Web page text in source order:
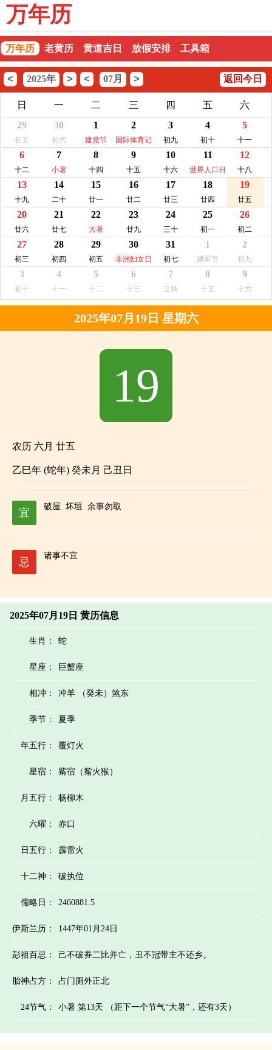
万年历
万年历 老黄历 黄道吉日 放假安排 工具箱
< 2025年 > < 07月 > 返回今日
日 一 二 三 四 五
六
29
初五
30
初六
1
建党节
2
国际体育记
者日
3
初九
4
初十
5
十一
6
十二
7
小暑
8
十四
9
十五
10
十六
11
世界人口日
12
十八
13
十九
14
二十
15
廿一
16
廿二
17
廿三
18
廿四
19
廿五
20
廿六
21
廿七
22
大暑
23
廿九
24
三十
25
初一
26
初二
27
初三
28
初四
29
初五
30
非洲妇女日
31
初七
1
建军节
2
初九
3
初十
4
十一
5
十二
6
十三
7
立秋
8
十五
9
十六
2025年07月19日 星期六
19
农历 六月 廿五
乙巳年 (蛇年) 癸未月 己丑日
宜
破屋 坏垣 余事勿取
忌
诸事不宜
2025年07月19日 黄历信息
生肖： 蛇
星座： 巨蟹座
相冲： 冲羊 （癸未）煞东
季节： 夏季
年五行： 覆灯火
星宿： 觜宿（觜火猴）
月五行： 杨柳木
六曜： 赤口
日五行： 霹雷火
十二神： 破执位
儒略日： 2460881.5
伊斯兰历： 1447年01月24日
彭祖百忌： 己不破券二比并亡，丑不冠带主不还乡。
胎神占方： 占门厕外正北
24节气： 小暑 第13天 （距下一个节气“大暑”，还有3天）